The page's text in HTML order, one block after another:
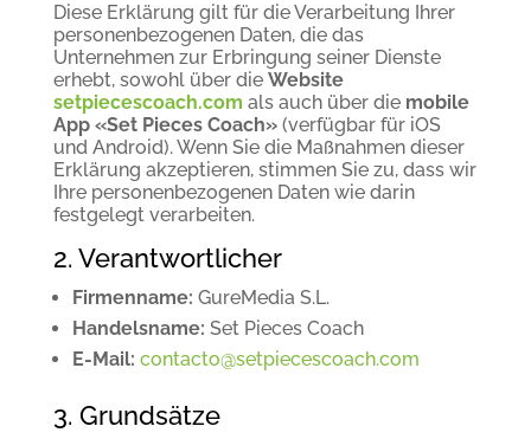
Diese Erklärung gilt für die Verarbeitung Ihrer
personenbezogenen Daten, die das
Unternehmen zur Erbringung seiner Dienste
erhebt, sowohl über die Website
setpiecescoach.com als auch über die mobile
App «Set Pieces Coach»(verfügbar für iOS
und Android). Wenn Sie die Maßnahmen dieser
Erklärung akzeptieren, stimmen Sie zu, dass wir
Ihre personenbezogenen Daten wie darin
festgelegt verarbeiten.
2. Verantwortlicher
Firmenname: GureMedia S.L.
Handelsname: Set Pieces Coach
E-Mail: contacto@setpiecescoach.com
3. Grundsätze